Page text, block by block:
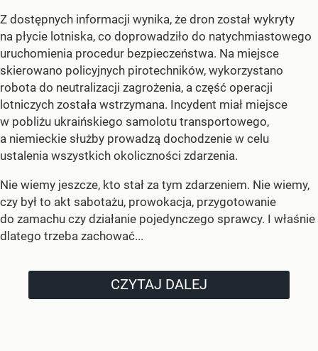
Z dostępnych informacji wynika, że dron został wykryty
na płycie lotniska, co doprowadziło do natychmiastowego
uruchomienia procedur bezpieczeństwa. Na miejsce
skierowano policyjnych pirotechników, wykorzystano
robota do neutralizacji zagrożenia, a część operacji
lotniczych została wstrzymana. Incydent miał miejsce
w pobliżu ukraińskiego samolotu transportowego,
a niemieckie służby prowadzą dochodzenie w celu
ustalenia wszystkich okoliczności zdarzenia.
Nie wiemy jeszcze, kto stał za tym zdarzeniem. Nie wiemy,
czy był to akt sabotażu, prowokacja, przygotowanie
do zamachu czy działanie pojedynczego sprawcy. I właśnie
dlatego trzeba zachować...
CZYTAJ DALEJ